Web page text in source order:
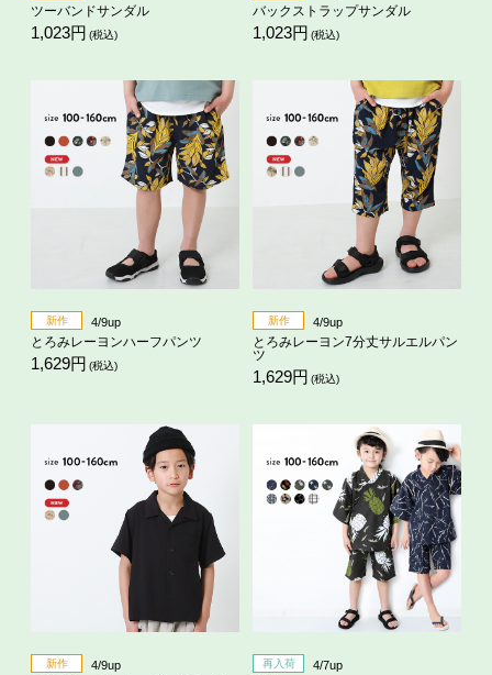
ツーバンドサンダル
1,023円 (税込)
バックストラップサンダル
1,023円 (税込)
新作 4/9up
とろみレーヨンハーフパンツ
1,629円 (税込)
新作 4/9up
とろみレーヨン7分丈サルエルパン
ツ
1,629円 (税込)
新作 4/9up 再入荷 4/7up